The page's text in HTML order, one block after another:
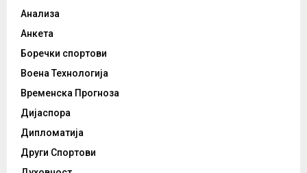
Анализа
Анкета
Боречки спортови
Воена Технологија
Временска Прогноза
Дијаспора
Дипломатија
Други Спортови